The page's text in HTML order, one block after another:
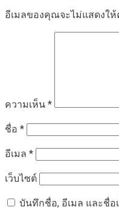
อีเมลของคุณจะไม่แสดงใ
ความเห็น *
ชื่อ *
อีเมล *
เว็บไซต์
บันทึกชื่อ, อีเมล และชื่อ